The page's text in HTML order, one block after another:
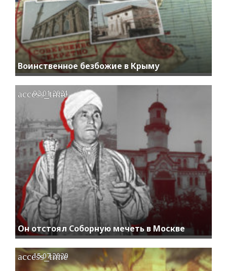
Воинственное безбожие в Крыму
Он отстоял Соборную мечеть в Москве
access_time
02.01.2021
access_time
15.07.2020